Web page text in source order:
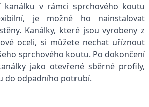
kanálku v rámci sprchového koutu
je možné ho nainstalovat
Kanálky, které jsou vyrobeny z
oceli, si můžete nechat uříznout
sprchového koutu. Po dokončení
jako otevřené sběrné profily,
do odpadního potrubí.